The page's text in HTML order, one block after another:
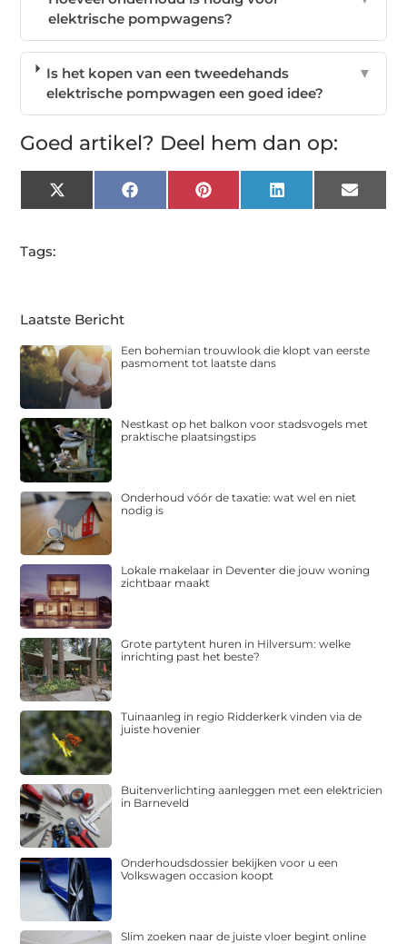
elektrische pompwagens?
Is het kopen van een tweedehands
elektrische pompwagen een goed idee?
▼
Goed artikel? Deel hem dan op:
X
(Twitter)
FacebookPinterest LinkedIn Email
Tags:
Laatste Bericht
Een bohemian trouwlook die klopt van eerste
pasmoment tot laatste dans
Nestkast op het balkon voor stadsvogels met
praktische plaatsingstips
Onderhoud vóór de taxatie: wat wel en niet
nodig is
Lokale makelaar in Deventer die jouw woning
zichtbaar maakt
Grote partytent huren in Hilversum: welke
inrichting past het beste?
Tuinaanleg in regio Ridderkerk vinden via de
juiste hovenier
Buitenverlichting aanleggen met een elektricien
in Barneveld
Onderhoudsdossier bekijken voor u een
Volkswagen occasion koopt
Slim zoeken naar de juiste vloer begint online